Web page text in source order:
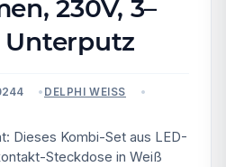
230V, 3–
Unterputz
DELPHI WEISS
Dieses Kombi-Set aus LED-
Steckdose in Weiß